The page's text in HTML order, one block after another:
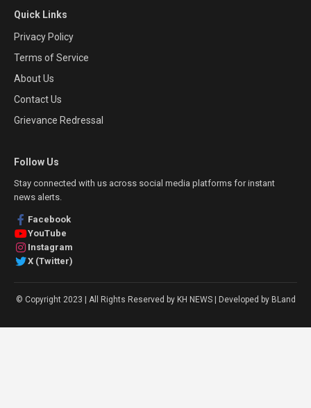
Quick Links
Privacy Policy
Terms of Service
About Us
Contact Us
Grievance Redressal
Follow Us
Stay connected with us across social media platforms for instant
news alerts.
Facebook
YouTube
Instagram
X (Twitter)
© Copyright 2023 | All Rights Reserved by KH NEWS | Developed by BLand